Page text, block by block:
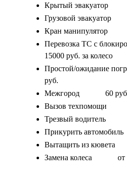
Крытый эвакуатор
Грузовой эвакуатор
Кран манипулятор
Перевозка ТС с
15000 руб. за колесо
Простой/ожидание
руб.
Межгород
60
Вызов техпомощи
Трезвый водитель
Прикурить автомобиль
Вытащить из кювета
Замена колеса
от